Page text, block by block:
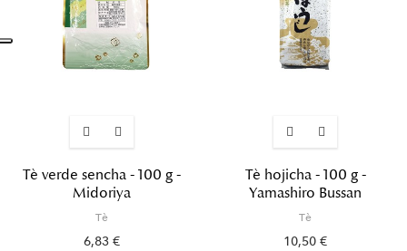
Tè verde sencha - 100 g -
Midoriya
Tè
6,83 €
Tè hojicha - 100 g -
Yamashiro Bussan
Tè
10,50 €